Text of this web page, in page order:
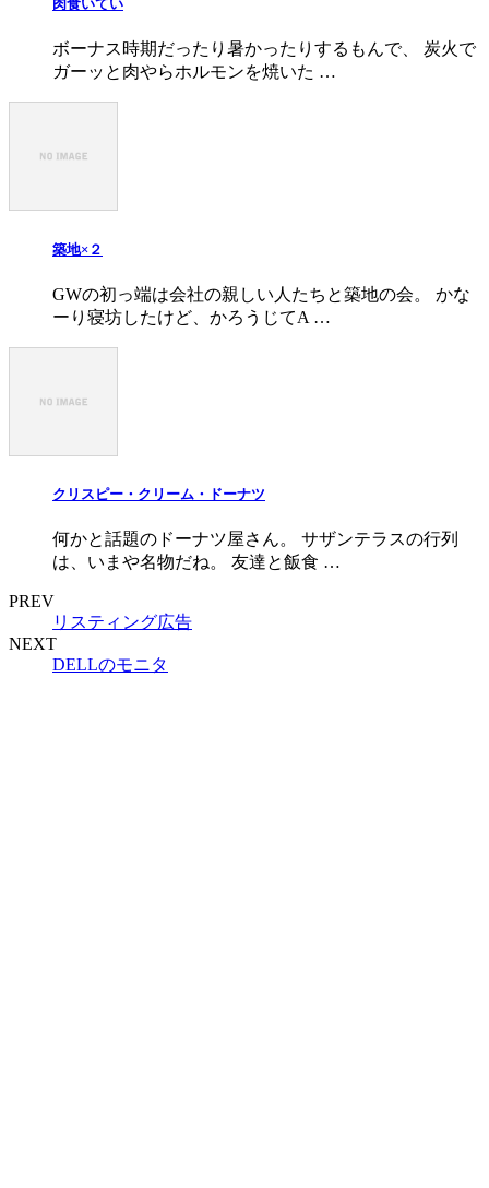
肉食いてい
ボーナス時期だったり暑かったりするもんで、 炭火で
ガーッと肉やらホルモンを焼いた …
築地×２
GWの初っ端は会社の親しい人たちと築地の会。 かな
ーり寝坊したけど、かろうじてA …
クリスピー・クリーム・ドーナツ
何かと話題のドーナツ屋さん。 サザンテラスの行列
は、いまや名物だね。 友達と飯食 …
PREV
リスティング広告
NEXT
DELLのモニタ